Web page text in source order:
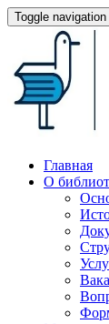
Toggle navigation
Главная
О